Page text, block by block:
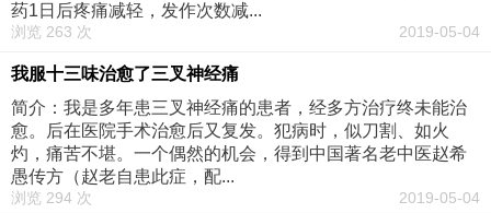
药1日后疼痛减轻，发作次数减...
浏览 263 次 2019-05-04
我服十三味治愈了三叉神经痛
简介：我是多年患三叉神经痛的患者，经多方治疗终未能治
愈。后在医院手术治愈后又复发。犯病时，似刀割、如火
灼，痛苦不堪。一个偶然的机会，得到中国著名老中医赵希
愚传方（赵老自患此症，配...
浏览 294 次 2019-05-04